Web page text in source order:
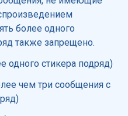
более одного
также запрещено.
одного стикера подряд)
чем три сообщения с